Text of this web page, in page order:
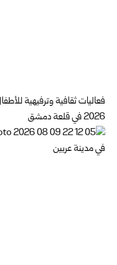
فعاليات ثقافية وترفيهية
2026 في قلعة دمشق